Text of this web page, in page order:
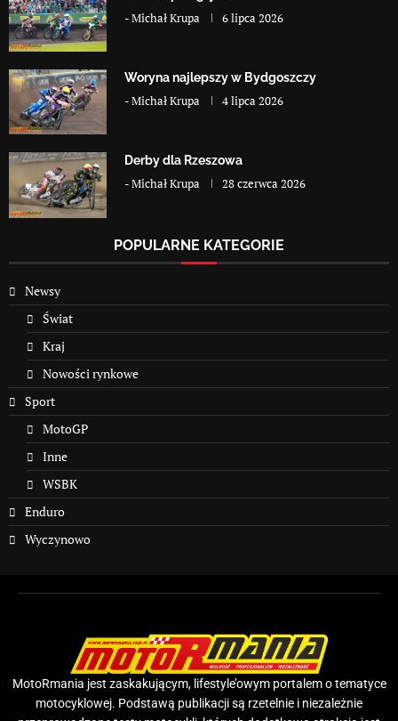
-Michał Krupa 6 lipca 2026
Woryna najlepszy w Bydgoszczy
-Michał Krupa 4 lipca 2026
Derby dla Rzeszowa
-Michał Krupa 28 czerwca 2026
POPULARNE KATEGORIE
Newsy
Świat
Kraj
Nowości rynkowe
Sport
MotoGP
Inne
WSBK
Enduro
Wyczynowo
MotoRmania jest zaskakującym, lifestyle’owym portalem o tematyce
motocyklowej. Podstawą publikacji są rzetelnie i niezależnie